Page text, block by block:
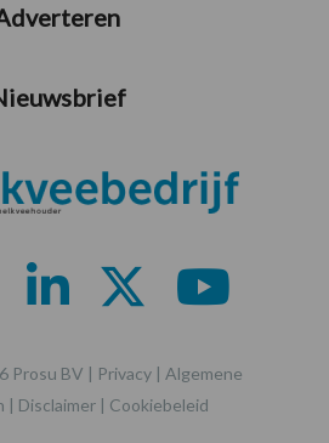
Prosu BV | Privacy | Algemene
| Disclaimer | Cookiebeleid